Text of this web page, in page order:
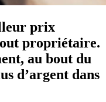
prix
propriétaire.
au bout du
d’argent dans